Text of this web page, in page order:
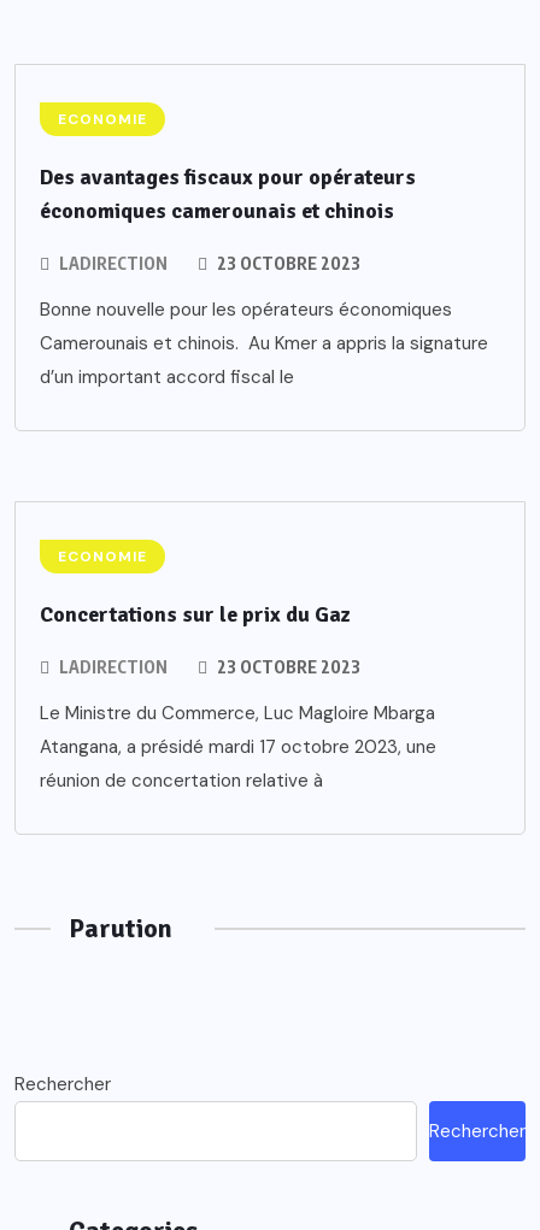
ECONOMIE
Des avantages fiscaux pour opérateurs
économiques camerounais et chinois
LADIRECTION 23 OCTOBRE 2023
Bonne nouvelle pour les opérateurs économiques
Camerounais et chinois. Au Kmer a appris la signature
d’un important accord fiscal le
ECONOMIE
Concertations sur le prix du Gaz
LADIRECTION 23 OCTOBRE 2023
Le Ministre du Commerce, Luc Magloire Mbarga
Atangana, a présidé mardi 17 octobre 2023, une
réunion de concertation relative à
Parution
Rechercher
Rechercher